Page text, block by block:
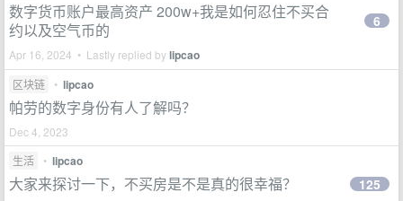
数字货币账户最高资产 200w+我是如何忍住不买合
约以及空气币的
Apr 16, 2024 • Lastly replied bylipcao
6
区块链 • lipcao
帕劳的数字身份有人了解吗？
Dec 4, 2023
生活
• lipcao
大家来探讨一下，不买房是不是真的很幸福？ 125